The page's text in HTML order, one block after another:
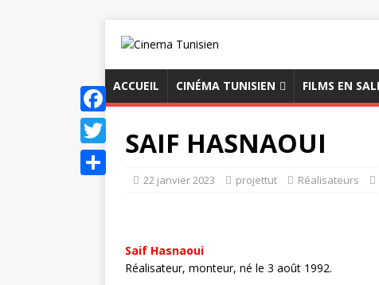
ACCUEIL CINÉMA TUNISIEN FILMS EN
SAIF HASNAOUI
22 janvier 2023 projettut Réalisateurs
Saif Hasnaoui
Réalisateur, monteur, né le 3 août 1992.
F
a
c
T